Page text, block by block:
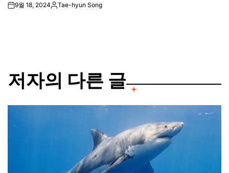
on9월 18, 2024Posted
Tae-hyun Song
저자의 다른 글